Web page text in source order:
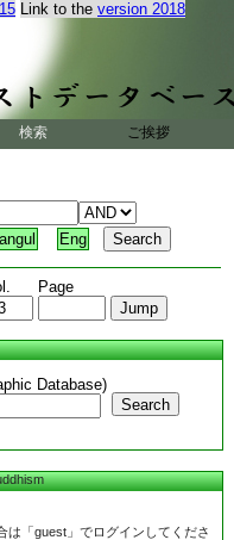
Link to the version 2018
検索 ご挨拶
Eng
Page
Database)
Search
は「guest」でログインしてくださ